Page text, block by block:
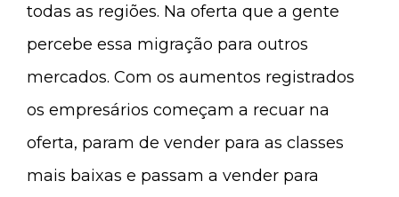
todas as regiões. Na oferta que a gente
percebe essa migração para outros
mercados. Com os aumentos registrados
os empresários começam a recuar na
oferta, param de vender para as classes
mais baixas e passam a vender para